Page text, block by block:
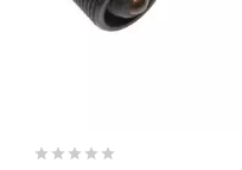
    